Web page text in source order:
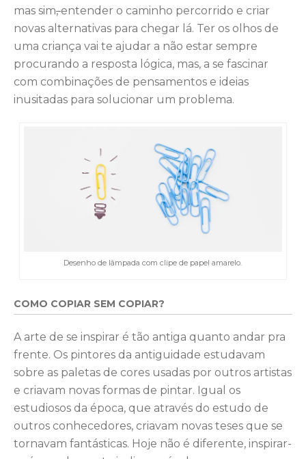
mas sim,entender o caminho percorrido e criar
novas alternativas para chegar lá. Ter os olhos de
uma criança vai te ajudar a não estar sempre
procurando a resposta lógica, mas, a se fascinar
com combinações de pensamentos e ideias
inusitadas para solucionar um problema.
Desenho de lâmpada com clipe de papel amarelo.
COMO COPIAR SEM COPIAR?
A arte de se inspirar é tão antiga quanto andar pra
frente. Os pintores da antiguidade estudavam
sobre as paletas de cores usadas por outros artistas
e criavam novas formas de pintar. Igual os
estudiosos da época, que através do estudo de
outros conhecedores, criavam novas teses que se
tornavam fantásticas. Hoje não é diferente, inspirar-